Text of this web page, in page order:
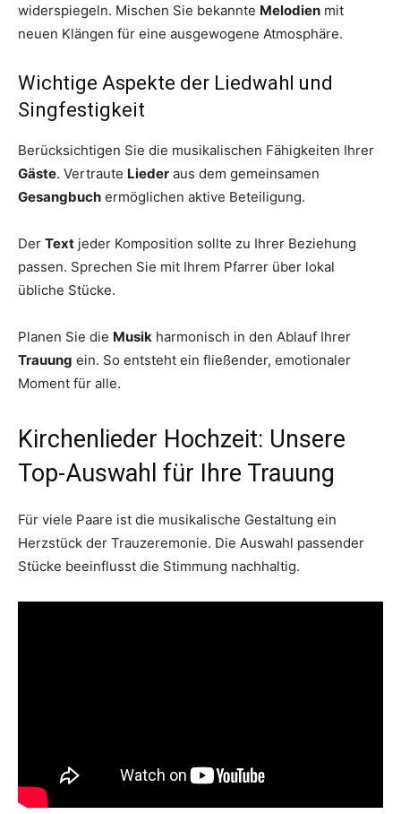
widerspiegeln. Mischen Sie bekannte Melodien mit
neuen Klängen für eine ausgewogene Atmosphäre.
Wichtige Aspekte der Liedwahl und
Singfestigkeit
Berücksichtigen Sie die musikalischen Fähigkeiten Ihrer
Gäste. Vertraute Lieder aus dem gemeinsamen
Gesangbuch ermöglichen aktive Beteiligung.
Der Text jeder Komposition sollte zu Ihrer Beziehung
passen. Sprechen Sie mit Ihrem Pfarrer über lokal
übliche Stücke.
Planen Sie die Musik harmonisch in den Ablauf Ihrer
Trauung ein. So entsteht ein fließender, emotionaler
Moment für alle.
Kirchenlieder Hochzeit: Unsere
Top-Auswahl für Ihre Trauung
Für viele Paare ist die musikalische Gestaltung ein
Herzstück der Trauzeremonie. Die Auswahl passender
Stücke beeinflusst die Stimmung nachhaltig.